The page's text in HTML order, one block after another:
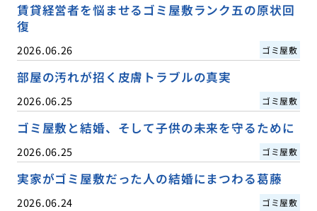
賃貸経営者を悩ませるゴミ屋敷ランク五の原状回
復
2026.06.26 ゴミ屋敷
部屋の汚れが招く皮膚トラブルの真実
2026.06.25 ゴミ屋敷
ゴミ屋敷と結婚、そして子供の未来を守るために
2026.06.25 ゴミ屋敷
実家がゴミ屋敷だった人の結婚にまつわる葛藤
2026.06.24 ゴミ屋敷